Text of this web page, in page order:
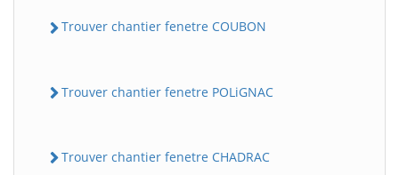
Trouver chantier fenetre COUBON
Trouver chantier fenetre POLiGNAC
Trouver chantier fenetre CHADRAC